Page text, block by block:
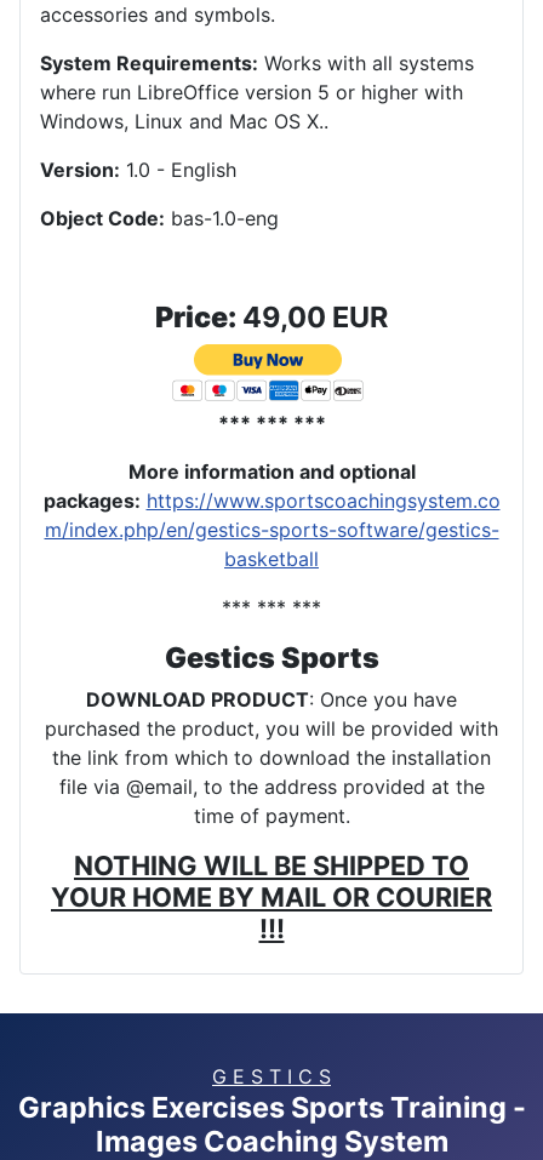
accessories and symbols.
System Requirements: Works with all systems
where run LibreOffice version 5 or higher with
Windows, Linux and Mac OS X..
Version: 1.0 - English
Object Code: bas-1.0-eng
Price: 49,00 EUR
*** *** ***
More information and optional
packages: https://www.sportscoachingsystem.co
m/index.php/en/gestics-sports-software/gestics-
basketball
*** *** ***
Gestics Sports
DOWNLOAD PRODUCT: Once you have
purchased the product, you will be provided with
the link from which to download the installation
file via @email, to the address provided at the
time of payment.
NOTHING WILL BE SHIPPED TO
YOUR HOME BY MAIL OR COURIER
!!!
G E S T I C S
Graphics Exercises Sports Training -
Images Coaching System